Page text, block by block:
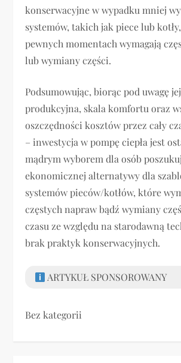
konserwacyjne w wypadku mniej
systemów, takich jak piece lub
pewnych momentach wymagają
lub wymiany części.
Podsumowując, biorąc pod uwagę
produkcyjna, skala komfortu oraz
oszczędności kosztów przez cały
– inwestycja w pompę ciepła jest
mądrym wyborem dla osób
ekonomicznej alternatywy dla
systemów pieców/kotłów, które
częstych napraw bądź wymiany
czasu ze względu na starodawną
brak praktyk konserwacyjnych.
ARTYKUŁ SPONSOROWANY
Bez kategorii